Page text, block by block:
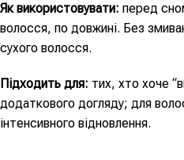
Як використовувати: перед
волосся, по довжині. Без
сухого волосся.
Підходить для: тих, хто хоче
додаткового догляду; для
інтенсивного відновлення.